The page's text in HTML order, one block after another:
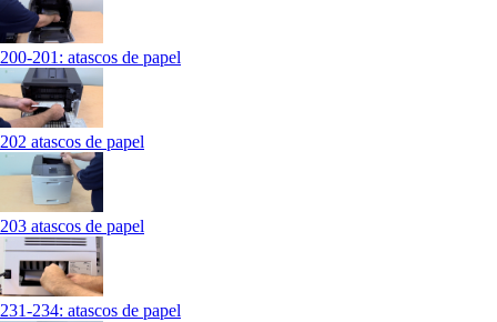
200-201: atascos de papel
202 atascos de papel
203 atascos de papel
231-234: atascos de papel